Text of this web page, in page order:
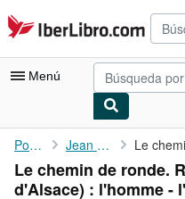
Pasar al contenido principal
IberLibro.com
Menú
Mi cuenta
Consultar mis pedidos
Portada Jean Darwel
Le chemin de ronde.
d'Alsace) : l'homme -